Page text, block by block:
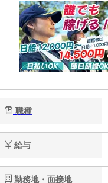
職種
給与
勤務地・面接地